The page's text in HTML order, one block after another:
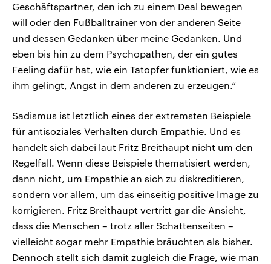
Geschäftspartner, den ich zu einem Deal bewegen
will oder den Fußballtrainer von der anderen Seite
und dessen Gedanken über meine Gedanken. Und
eben bis hin zu dem Psychopathen, der ein gutes
Feeling dafür hat, wie ein Tatopfer funktioniert, wie es
ihm gelingt, Angst in dem anderen zu erzeugen.“
Sadismus ist letztlich eines der extremsten Beispiele
für antisoziales Verhalten durch Empathie. Und es
handelt sich dabei laut Fritz Breithaupt nicht um den
Regelfall. Wenn diese Beispiele thematisiert werden,
dann nicht, um Empathie an sich zu diskreditieren,
sondern vor allem, um das einseitig positive Image zu
korrigieren. Fritz Breithaupt vertritt gar die Ansicht,
dass die Menschen – trotz aller Schattenseiten –
vielleicht sogar mehr Empathie bräuchten als bisher.
Dennoch stellt sich damit zugleich die Frage, wie man